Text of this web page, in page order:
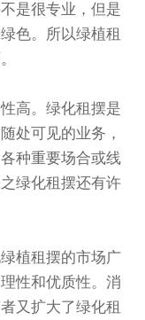
是很专业，但是
色。所以绿植租
高。绿化租摆是
处可见的业务，
种重要场合或线
绿化租摆还有许
植租摆的市场广
性和优质性。消
又扩大了绿化租